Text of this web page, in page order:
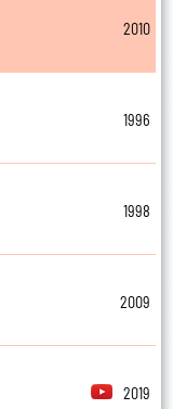
2010
1996
1998
2009
2019